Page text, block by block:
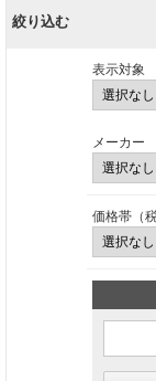
絞り込む
表示対象
メーカー
価格帯（税